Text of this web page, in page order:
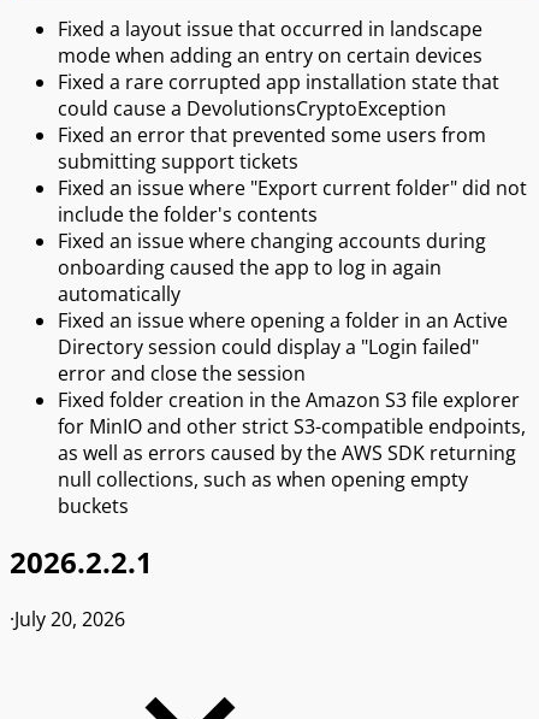
Fixed a layout issue that occurred in landscape
mode when adding an entry on certain devices
Fixed a rare corrupted app installation state that
could cause a DevolutionsCryptoException
Fixed an error that prevented some users from
submitting support tickets
Fixed an issue where "Export current folder" did not
include the folder's contents
Fixed an issue where changing accounts during
onboarding caused the app to log in again
automatically
Fixed an issue where opening a folder in an Active
Directory session could display a "Login failed"
error and close the session
Fixed folder creation in the Amazon S3 file explorer
for MinIO and other strict S3-compatible endpoints,
as well as errors caused by the AWS SDK returning
null collections, such as when opening empty
buckets
2026.2.2.1
·July 20, 2026